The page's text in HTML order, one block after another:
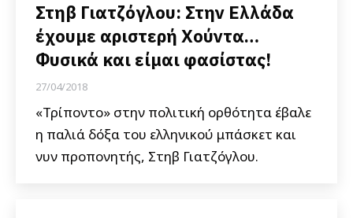
Στηβ Γιατζόγλου: Στην Ελλάδα
έχουμε αριστερή Χούντα…
Φυσικά και είμαι φασίστας!
27/04/2018
«Τρίποντο» στην πολιτική ορθότητα έβαλε
η παλιά δόξα του ελληνικού μπάσκετ και
νυν προπονητής, Στηβ Γιατζόγλου.